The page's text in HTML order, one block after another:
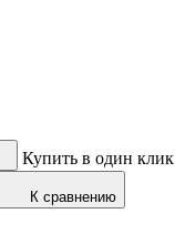
Купить в один клик
К сравнению